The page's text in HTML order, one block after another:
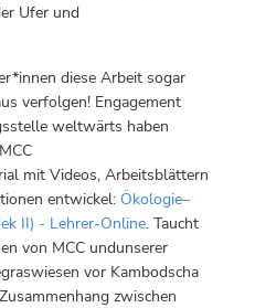
Ufer und
diese Arbeit sogar
verfolgen! Engagement
weltwärts haben
mit Videos, Arbeitsblättern
entwickel: Ökologie–
II) - Lehrer-Online. Taucht
von MCC undunserer
vor Kambodscha
zwischen